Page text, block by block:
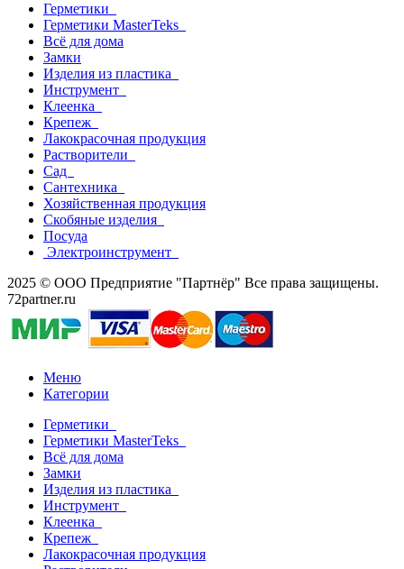
Герметики
Герметики MasterTeks
Всё для дома
Замки
Изделия из пластика
Инструмент
Клеенка
Крепеж
Лакокрасочная продукция
Растворители
Сад
Сантехника
Хозяйственная продукция
Скобяные изделия
Посуда
Электроинструмент
2025 © ООО Предприятие "Партнёр" Все права защищены.
72partner.ru
Меню
Категории
Герметики
Герметики MasterTeks
Всё для дома
Замки
Изделия из пластика
Инструмент
Клеенка
Крепеж
Лакокрасочная продукция